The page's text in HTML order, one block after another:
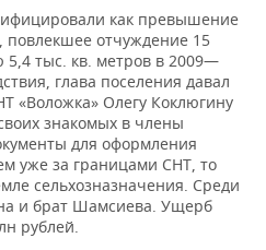
как превышение
отчуждение 15
тыс. кв. метров в 2009—
глава поселения давал
«Воложка» Олегу Коклюгину
знакомых в члены
для оформления
уже за границами СНТ, то
сельхозназначения. Среди
и брат Шамсиева. Ущерб
рублей.